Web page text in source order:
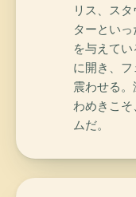
リス、ス
ターとい
を与えて
に開き、
震わせる
わめきこ
ムだ。